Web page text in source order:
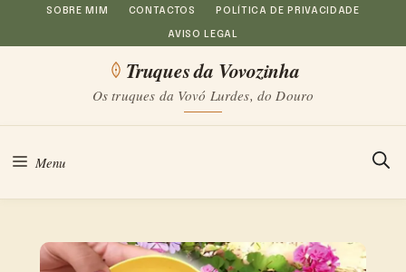
Saltar
para
conteúdo
SOBRE MIM CONTACTOS POLÍTICA DE PRIVACIDADE
AVISO LEGAL
Truques da Vovozinha
Os truques da Vovó Lurdes, do Douro
Menu